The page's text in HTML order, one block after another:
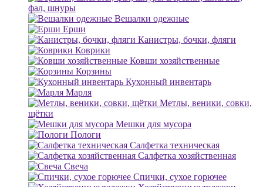
фал, шнуры
Вешалки одежные
Ерши
Канистры, бочки, фляги
Коврики
Ковши хозяйственные
Корзины
Кухонный инвентарь
Марля
Метлы, веники, совки,
щётки
Мешки для мусора
Пологи
Салфетка техническая
Салфетка хозяйственная
Свеча
Спички, сухое горючее